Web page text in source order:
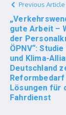
Previous Article
gute Arbeit –
der
ÖPNV“:
und Klima-
Deutschland
Reformbedarf
Lösungen für
Fahrdienst